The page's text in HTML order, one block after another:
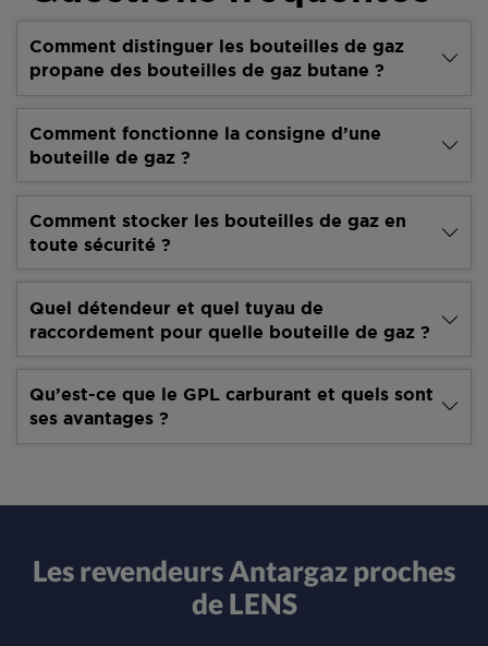
Comment distinguer les bouteilles de gaz
propane des bouteilles de gaz butane ?
Comment fonctionne la consigne d’une
bouteille de gaz ?
Comment stocker les bouteilles de gaz en
toute sécurité ?
Quel détendeur et quel tuyau de
raccordement pour quelle bouteille de gaz ?
Qu’est-ce que le GPL carburant et quels sont
ses avantages ?
Les revendeurs Antargaz proches
de LENS